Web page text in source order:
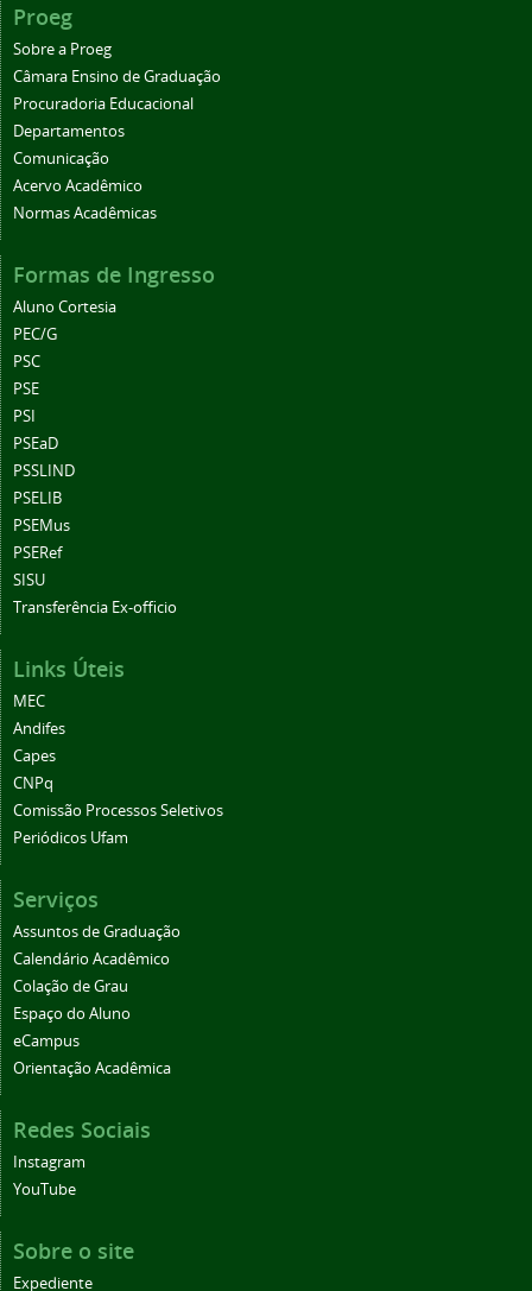
Proeg
Sobre a Proeg
Câmara Ensino de Graduação
Procuradoria Educacional
Departamentos
Comunicação
Acervo Acadêmico
Normas Acadêmicas
Formas de Ingresso
Aluno Cortesia
PEC/G
PSC
PSE
PSI
PSEaD
PSSLIND
PSELIB
PSEMus
PSERef
SISU
Transferência Ex-officio
Links Úteis
MEC
Andifes
Capes
CNPq
Comissão Processos Seletivos
Periódicos Ufam
Serviços
Assuntos de Graduação
Calendário Acadêmico
Colação de Grau
Espaço do Aluno
eCampus
Orientação Acadêmica
Redes Sociais
Instagram
YouTube
Sobre o site
Expediente